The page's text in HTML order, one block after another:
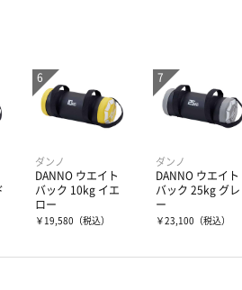
ダンノ
DANNO ウエイト
バック 10kg イエ
ロー
￥19,580 （税込）
ダンノ
DANNO ウエイト
バック 25kg グレ
ー
￥23,100 （税込）